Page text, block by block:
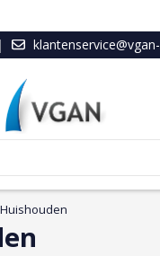
|
klantenservice@vgan-
Huishouden